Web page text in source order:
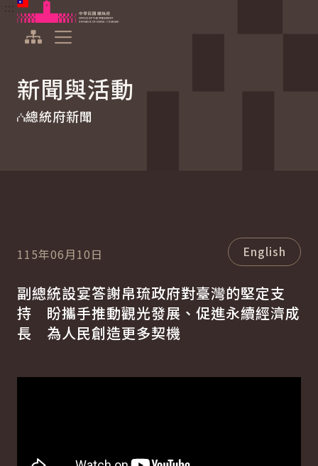
跳到主要內容
中華民國總統府
新聞與活動
總統府新聞
115年06月10日 English
副總統設宴答謝帛琉政府對臺灣的堅定支
持 盼攜手推動觀光發展、促進永續經濟成
長 為人民創造更多契機